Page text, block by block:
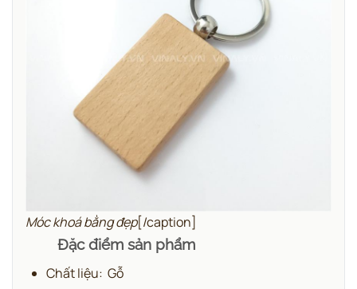
Móc khoá bằng đẹp[/caption]
Đặc điểm sản phẩm
Chất liệu: Gỗ